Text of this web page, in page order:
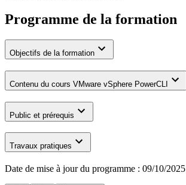
Programme de la formation
Objectifs de la formation
Contenu du cours VMware vSphere PowerCLI
Public et prérequis
Travaux pratiques
Date de mise à jour du programme : 09/10/2025